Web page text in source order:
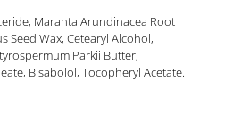
Maranta Arundinacea Root
Seed Wax, Cetearyl Alcohol,
Parkii Butter,
Bisabolol, Tocopheryl Acetate.